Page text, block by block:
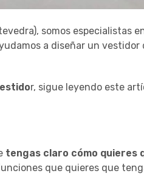
somos especialistas
a diseñar un vestidor
r, sigue leyendo este
tengas claro cómo quieres
que quieres que